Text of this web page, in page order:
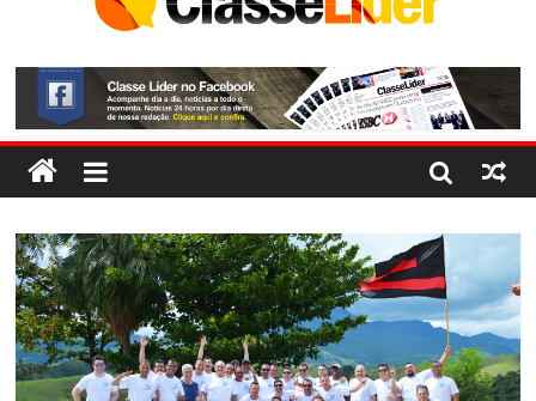
ACESSO À APARECIDA NA DUTRA SERÁ BLOQUEADO NO FIM
ALTERNATIVAS
LORENA, PINDAMONHANGABA E QUELUZ NA RETA FINAL
PELA FÁBRICA DA COCA-COLA!